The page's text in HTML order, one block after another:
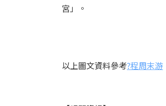
宮」。
以上圖文資料參考?程周末游